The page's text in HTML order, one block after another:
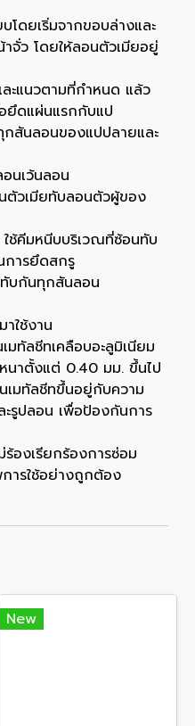
โดยเริ่มจากขอบล่างและ
จั่ว โดยให้ลอนตัวเมียอยู่
ละแนวตามที่กำหนด แล้ว
ยึดแผ่นแรกกับแป
กสันลอนของแปปลายและ
นเว้นลอน
ตัวเมียทับลอนตัวผู้ของ
ช้คีมหนีบบริเวณที่ซ้อนทับ
การยึดสกรู
บกันทุกสันลอน
ใช้งาน
มทัลชีทเคลือบอะลูมิเนียม
นาตั้งแต่ 0.40 มม. ขึ้นไป
เมทัลชีทขึ้นอยู่กับความ
รูปลอน เพื่อป้องกันการ
ร้องเรียกร้องการซ่อม
ารใช้อย่างถูกต้อง
New